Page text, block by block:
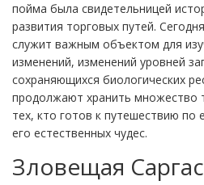
пойма была свидетельницей
развития торговых путей.
служит важным объектом для
изменений, изменений уровней
сохраняющихся биологических
продолжают хранить множество
тех, кто готов к путешествию по
его естественных чудес.
Зловещая